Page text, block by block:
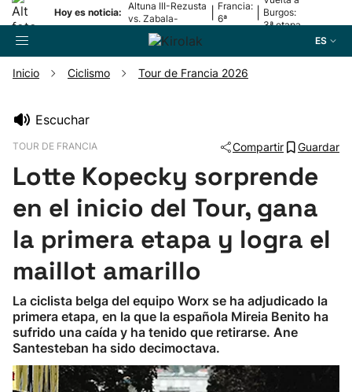
Hoy es noticia:
Altuna III-Rezusta
vs. Zabala-
Zabaleta
Francia:
6ª
Burgos:
3ª etapa
ES
Pelota
Remo
Ciclismo
Herri-kirolak
Inicio Ciclismo Tour de Francia 2026
Escuchar
TOUR DE FRANCIA Compartir Guardar
Lotte Kopecky sorprende
en el inicio del Tour, gana
la primera etapa y logra el
maillot amarillo
La ciclista belga del equipo Worx se ha adjudicado la
primera etapa, en la que la española Mireia Benito ha
sufrido una caída y ha tenido que retirarse. Ane
Santesteban ha sido decimoctava.